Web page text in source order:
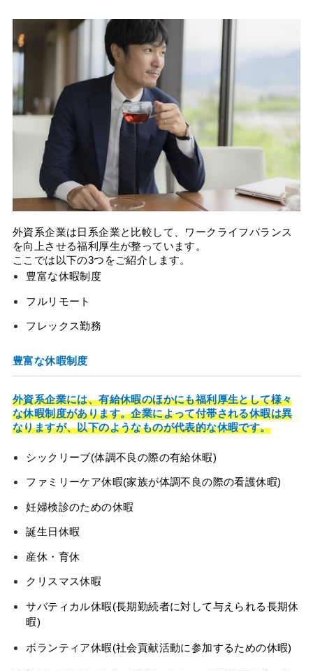
外資系企業は日系企業と比較して、ワークライフバランス
を向上させる福利厚生が整っています。
ここでは以下の3つをご紹介します。
豊富な休暇制度
フルリモート
フレックス勤務
豊富な休暇制度
外資系企業には、有給休暇のほかにも福利厚生として様々
な休暇制度があります。企業によって付帯される休暇は異
なりますが、以下のようなものが代表的な休暇です。
シックリーブ(体調不良の際の有給休暇)
ファミリーケア休暇(家族が体調不良の際の看護休暇)
妊婦検診のための休暇
誕生日休暇
産休・育休
クリスマス休暇
サバティカル休暇(長期勤続者に対して与えられる長期休
暇)
ボランティア休暇(社会貢献活動に参加するための休暇)